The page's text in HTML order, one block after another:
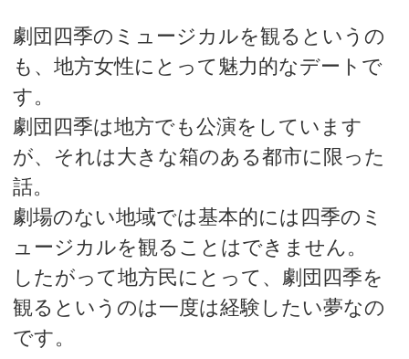
劇団四季のミュージカルを観るというの
も、地方女性にとって魅力的なデートで
す。
劇団四季は地方でも公演をしています
が、それは大きな箱のある都市に限った
話。
劇場のない地域では基本的には四季のミ
ュージカルを観ることはできません。
したがって地方民にとって、劇団四季を
観るというのは一度は経験したい夢なの
です。